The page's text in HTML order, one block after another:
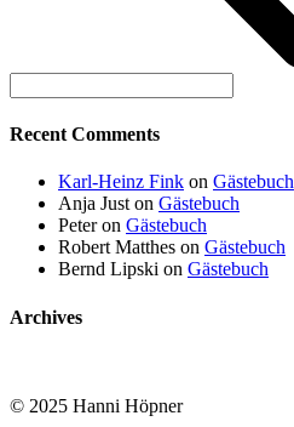
Recent Comments
Karl-Heinz Fink on Gästebuch
Anja Just on Gästebuch
Peteron Gästebuch
Robert Matthes on Gästebuch
Bernd Lipski on Gästebuch
Archives
© 2025 Hanni Höpner